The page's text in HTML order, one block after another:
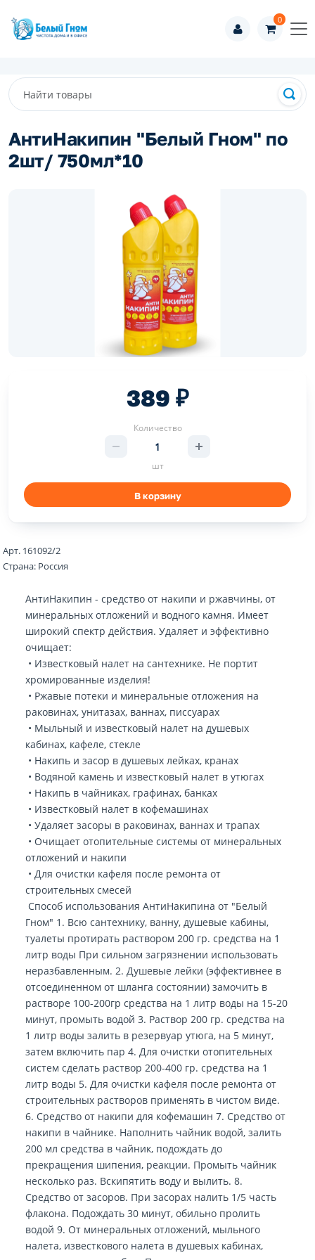
0
АнтиНакипин "Белый Гном" по
2шт/ 750мл*10
389 ₽
Количество
шт
В корзину
Арт. 161092/2
Страна: Россия
АнтиНакипин - средство от накипи и ржавчины, от
минеральных отложений и водного камня. Имеет
широкий спектр действия. Удаляет и эффективно
очищает:
• Известковый налет на сантехнике. Не портит
хромированные изделия!
• Ржавые потеки и минеральные отложения на
раковинах, унитазах, ваннах, писсуарах
• Мыльный и известковый налет на душевых
кабинах, кафеле, стекле
• Накипь и засор в душевых лейках, кранах
• Водяной камень и известковый налет в утюгах
• Накипь в чайниках, графинах, банках
• Известковый налет в кофемашинах
• Удаляет засоры в раковинах, ваннах и трапах
• Очищает отопительные системы от минеральных
отложений и накипи
• Для очистки кафеля после ремонта от
строительных смесей
Способ использования АнтиНакипина от "Белый
Гном" 1. Всю сантехнику, ванну, душевые кабины,
туалеты протирать раствором 200 гр. средства на 1
литр воды При сильном загрязнении использовать
неразбавленным. 2. Душевые лейки (эффективнее в
отсоединенном от шланга состоянии) замочить в
растворе 100-200гр средства на 1 литр воды на 15-20
минут, промыть водой 3. Раствор 200 гр. средства на
1 литр воды залить в резервуар утюга, на 5 минут,
затем включить пар 4. Для очистки отопительных
систем сделать раствор 200-400 гр. средства на 1
литр воды 5. Для очистки кафеля после ремонта от
строительных растворов применять в чистом виде.
6. Средство от накипи для кофемашин 7. Средство от
накипи в чайнике. Наполнить чайник водой, залить
200 мл средства в чайник, подождать до
прекращения шипения, реакции. Промыть чайник
несколько раз. Вскипятить воду и вылить. 8.
Средство от засоров. При засорах налить 1/5 часть
флакона. Подождать 30 минут, обильно пролить
водой 9. От минеральных отложений, мыльного
налета, известкового налета в душевых кабинах,